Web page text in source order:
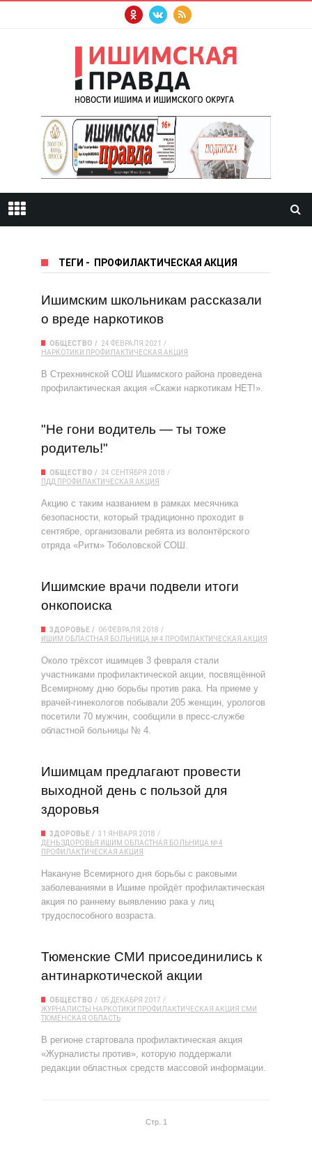
ТЕГИ - ПРОФИЛАКТИЧЕСКАЯ АКЦИЯ
Ишимским школьникам рассказали
о вреде наркотиков
ОБЩЕСТВО
24 ФЕВРАЛЯ 2021
НАРКОТИКИ ПРОФИЛАКТИЧЕСКАЯ АКЦИЯ
В Стрехнинской СОШ Ишимского района проведена
профилактическая акция «Скажи наркотикам НЕТ!».
"Не гони водитель — ты тоже
родитель!"
ОБЩЕСТВО
24 СЕНТЯБРЯ 2018
ПДД ПРОФИЛАКТИЧЕСКАЯ АКЦИЯ
Акцию с таким названием в рамках месячника
безопасности, который традиционно проходит в
сентябре, организовали ребята из волонтёрского
отряда «Ритм» Тоболовской СОШ.
Ишимские врачи подвели итоги
онкопоиска
ЗДОРОВЬЕ
06 ФЕВРАЛЯ 2018
ИШИМ ОБЛАСТНАЯ БОЛЬНИЦА № 4 ПРОФИЛАКТИЧЕСКАЯ АКЦИЯ
Около трёхсот ишимцев 3 февраля стали
участниками профилактической акции, посвящённой
Всемирному дню борьбы против рака. На приеме у
врачей-гинекологов побывали 205 женщин, урологов
посетили 70 мужчин, сообщили в пресс-службе
областной больницы № 4.
Ишимцам предлагают провести
выходной день с пользой для
здоровья
ЗДОРОВЬЕ
31 ЯНВАРЯ 2018
ДЕНЬ ЗДОРОВЬЯ ИШИМ ОБЛАСТНАЯ БОЛЬНИЦА № 4
ПРОФИЛАКТИЧЕСКАЯ АКЦИЯ
Накануне Всемирного дня борьбы с раковыми
заболеваниями в Ишиме пройдёт профилактическая
акция по раннему выявлению рака у лиц
трудоспособного возраста.
Тюменские СМИ присоединились к
антинаркотической акции
ОБЩЕСТВО
05 ДЕКАБРЯ 2017
ЖУРНАЛИСТЫ
НАРКОТИКИ ПРОФИЛАКТИЧЕСКАЯ АКЦИЯ СМИ
ТЮМЕНСКАЯ ОБЛАСТЬ
В регионе стартовала профилактическая акция
«Журналисты против», которую поддержали
редакции областных средств массовой информации.
Стр. 1